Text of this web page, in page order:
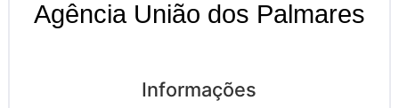
Agência União dos Palmares
Informações